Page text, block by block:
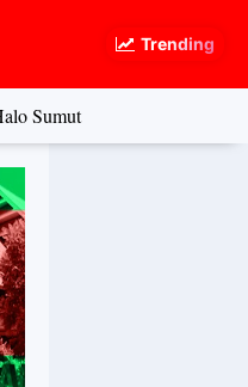
Trending
Sumut